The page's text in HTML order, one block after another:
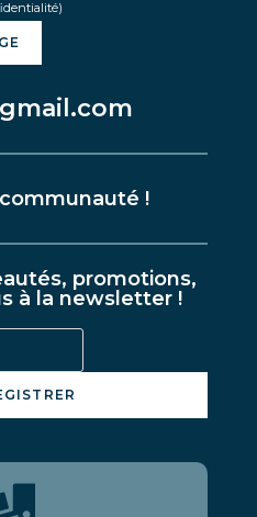
!
promotions,
à la newsletter !